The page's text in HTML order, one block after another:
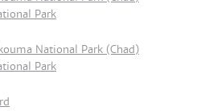
Park
National Park (Chad)
Park